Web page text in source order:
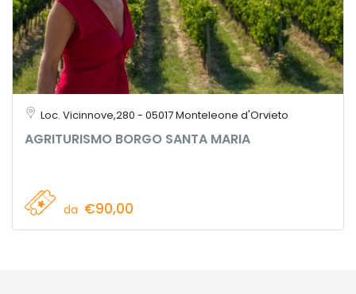
Loc. Vicinnove,280 - 05017 Monteleone d'Orvieto
AGRITURISMO BORGO SANTA MARIA
da €90,00